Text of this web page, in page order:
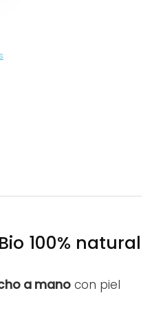
100% natural
a mano con piel